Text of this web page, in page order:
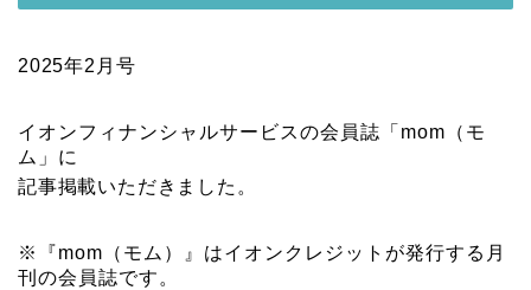
2025年2月号
イオンフィナンシャルサービスの会員誌「mom（モ
ム」に
記事掲載いただきました。
※『mom（モム）』はイオンクレジットが発行する月
刊の会員誌です。